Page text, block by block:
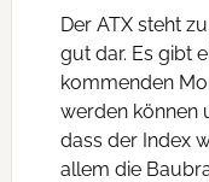
Der ATX steht
gut dar. Es gibt
kommenden
werden können
dass der Index
allem die